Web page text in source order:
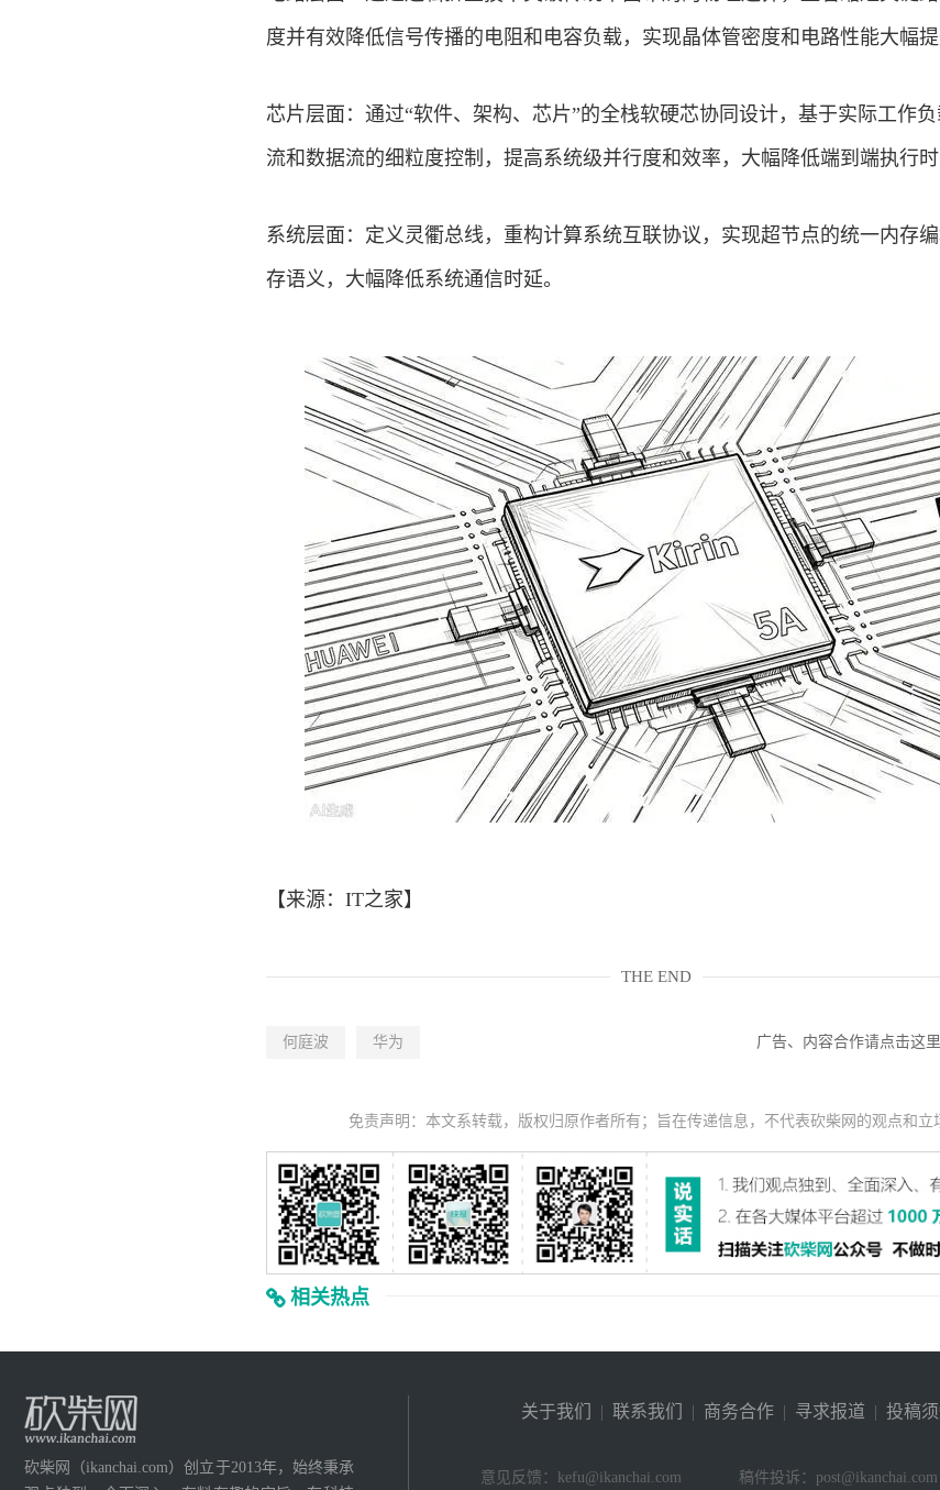
度并有效降低信号传播的电阻和电容负载，实现晶体管密度和电路性能大幅提
芯片层面：通过“软件、架构、芯片”的全栈软硬芯协同设计，基于实际工作
流和数据流的细粒度控制，提高系统级并行度和效率，大幅降低端到端执行时
系统层面：定义灵衢总线，重构计算系统互联协议，实现超节点的统一内存
存语义，大幅降低系统通信时延。
【来源：IT之家】
THE END
广告、内容合作请点击这里
何庭波 华为
免责声明：本文系转载，版权归原作者所有；旨在传递信息，不代表砍柴网的观点和立
相关热点
砍柴网（ikanchai.com）创立于2013年，始终秉承
关于我们 | 联系我们 | 商务合作 | 寻求报道 | 投稿
意见反馈：kefu@ikanchai.com 稿件投诉：post@ikanchai.com